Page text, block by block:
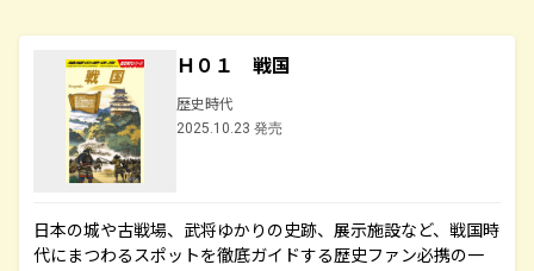
Ｈ０１ 戦国
歴史時代
2025.10.23 発売
日本の城や古戦場、武将ゆかりの史跡、展示施設など、戦国時
代にまつわるスポットを徹底ガイドする歴史ファン必携の一